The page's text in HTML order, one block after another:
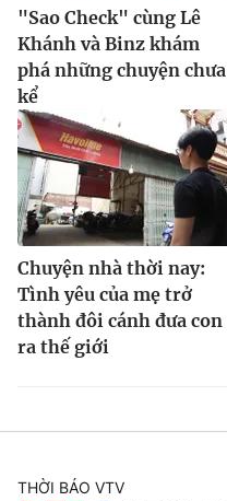
"Sao Check" cùng Lê
Khánh và Binz khám
phá những chuyện chưa
kể
Chuyện nhà thời nay:
Tình yêu của mẹ trở
thành đôi cánh đưa con
ra thế giới
THỜI BÁO VTV